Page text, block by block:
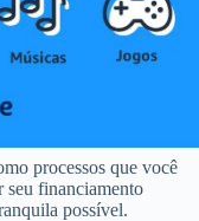
processos que você
seu financiamento
possível.